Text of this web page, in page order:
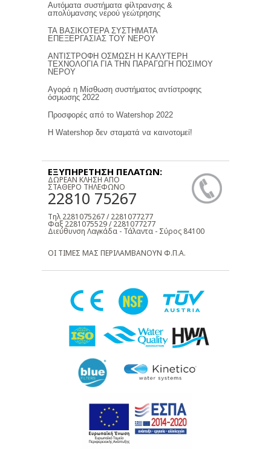
Αυτόματα συστήματα φίλτρανσης &
απολύμανσης νερού γεώτρησης
ΤΑ ΒΑΣΙΚΟΤΕΡΑ ΣΥΣΤΗΜΑΤΑ
ΕΠΕΞΕΡΓΑΣΙΑΣ ΤΟΥ ΝΕΡΟΥ
ΑΝΤΙΣΤΡΟΦΗ ΟΣΜΩΣΗ Η ΚΑΛΥΤΕΡΗ
ΤΕΧΝΟΛΟΓΙΑ ΓΙΑ ΤΗΝ ΠΑΡΑΓΩΓΗ ΠΟΣΙΜΟΥ
ΝΕΡΟΥ
Αγορά η Μίσθωση συστήματος αντίστροφης
όσμωσης 2022
Προσφορές από το Watershop 2022
Η Watershop δεν σταματά να καινοτομεί!
ΕΞΥΠΗΡΕΤΗΣΗ ΠΕΛΑΤΩΝ:
ΔΩΡΕΑΝ ΚΛΗΣΗ ΑΠΟ
ΣΤΑΘΕΡΟ ΤΗΛΕΦΩΝΟ
22810 75267
Τηλ 2281075267 / 2281077277
Φαξ 2281075529 / 2281077277
Διεύθυνση Λαγκάδα - Τάλαντα - Σύρος 84100
ΟΙ ΤΙΜΕΣ ΜΑΣ ΠΕΡΙΛΑΜΒΑΝΟΥΝ Φ.Π.Α.